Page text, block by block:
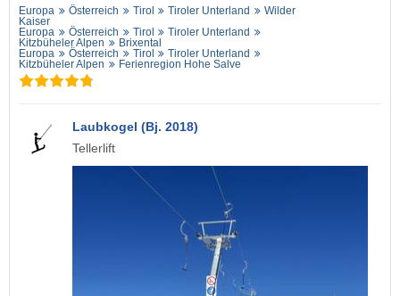
Europa Österreich Tirol Tiroler Unterland
Wilder
Kaiser
Europa
Österreich Tirol
Tiroler Unterland
Kitzbüheler Alpen
Brixental
Europa
Österreich Tirol
Tiroler Unterland
Kitzbüheler Alpen
Ferienregion Hohe Salve
Laubkogel (Bj. 2018)
Tellerlift